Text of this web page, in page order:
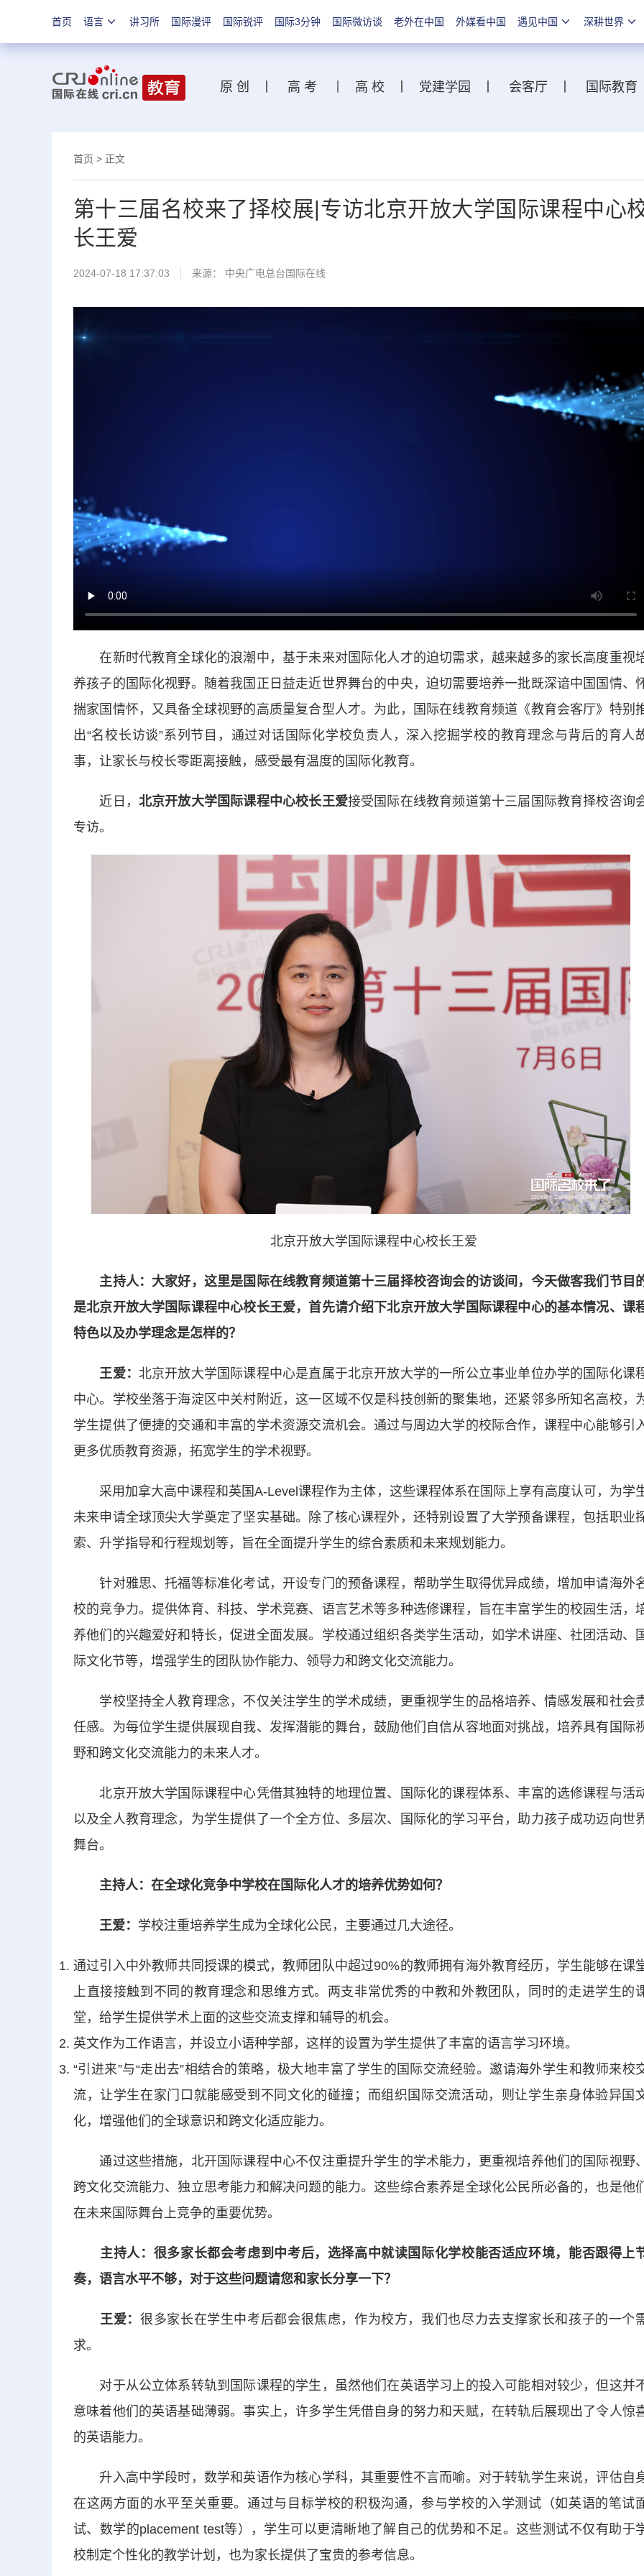
首页 语言 讲习所 国际漫评 国际锐评 国际3分钟 国际微访谈 老外在中国 外媒看中国 遇见中国 深耕世界
原 创 高 考 高 校 党建学园 会客厅 国际教育
首页 > 正文
第十三届名校来了择校展|专访北京开放大学国际课程中心
长王爱
2024-07-18 17:37:03 来源： 中央广电总台国际在线
在新时代教育全球化的浪潮中，基于未来对国际化人才的迫切需求，越来越多的家长高度重视
养孩子的国际化视野。随着我国正日益走近世界舞台的中央，迫切需要培养一批既深谙中国国情、
揣家国情怀，又具备全球视野的高质量复合型人才。为此，国际在线教育频道《教育会客厅》特别
出“名校长访谈”系列节目，通过对话国际化学校负责人，深入挖掘学校的教育理念与背后的育人
事，让家长与校长零距离接触，感受最有温度的国际化教育。
近日， 北京开放大学国际课程中心校长王爱接受国际在线教育频道第十三届国际教育择校咨询
专访。
北京开放大学国际课程中心校长王爱
主持人：大家好，这里是国际在线教育频道第十三届择校咨询会的访谈间，今天做客我们节目
是北京开放大学国际课程中心校长王爱，首先请介绍下北京开放大学国际课程中心的基本情况、课
特色以及办学理念是怎样的？
王爱： 北京开放大学国际课程中心是直属于北京开放大学的一所公立事业单位办学的国际化课
中心。学校坐落于海淀区中关村附近，这一区域不仅是科技创新的聚集地，还紧邻多所知名高校，
学生提供了便捷的交通和丰富的学术资源交流机会。通过与周边大学的校际合作，课程中心能够引
更多优质教育资源，拓宽学生的学术视野。
采用加拿大高中课程和英国A-Level课程作为主体，这些课程体系在国际上享有高度认可，为学
未来申请全球顶尖大学奠定了坚实基础。除了核心课程外，还特别设置了大学预备课程，包括职业
索、升学指导和行程规划等，旨在全面提升学生的综合素质和未来规划能力。
针对雅思、托福等标准化考试，开设专门的预备课程，帮助学生取得优异成绩，增加申请海外
校的竞争力。提供体育、科技、学术竞赛、语言艺术等多种选修课程，旨在丰富学生的校园生活，
养他们的兴趣爱好和特长，促进全面发展。学校通过组织各类学生活动，如学术讲座、社团活动、
际文化节等，增强学生的团队协作能力、领导力和跨文化交流能力。
学校坚持全人教育理念，不仅关注学生的学术成绩，更重视学生的品格培养、情感发展和社会
任感。为每位学生提供展现自我、发挥潜能的舞台，鼓励他们自信从容地面对挑战，培养具有国际
野和跨文化交流能力的未来人才。
北京开放大学国际课程中心凭借其独特的地理位置、国际化的课程体系、丰富的选修课程与活
以及全人教育理念，为学生提供了一个全方位、多层次、国际化的学习平台，助力孩子成功迈向世
舞台。
主持人：在全球化竞争中学校在国际化人才的培养优势如何？
王爱： 学校注重培养学生成为全球化公民，主要通过几大途径。
通过引入中外教师共同授课的模式，教师团队中超过90%的教师拥有海外教育经历，学生能够在课
上直接接触到不同的教育理念和思维方式。两支非常优秀的中教和外教团队，同时的走进学生的
堂，给学生提供学术上面的这些交流支撑和辅导的机会。
英文作为工作语言，并设立小语种学部，这样的设置为学生提供了丰富的语言学习环境。
“引进来”与“走出去”相结合的策略，极大地丰富了学生的国际交流经验。邀请海外学生和教师来校
流，让学生在家门口就能感受到不同文化的碰撞；而组织国际交流活动，则让学生亲身体验异国
化，增强他们的全球意识和跨文化适应能力。
通过这些措施，北开国际课程中心不仅注重提升学生的学术能力，更重视培养他们的国际视野、
跨文化交流能力、独立思考能力和解决问题的能力。这些综合素养是全球化公民所必备的，也是他们
在未来国际舞台上竞争的重要优势。
主持人：很多家长都会考虑到中考后，选择高中就读国际化学校能否适应环境，能否跟得上
奏，语言水平不够，对于这些问题请您和家长分享一下？
王爱：很多家长在学生中考后都会很焦虑，作为校方，我们也尽力去支撑家长和孩子的一个
求。
对于从公立体系转轨到国际课程的学生，虽然他们在英语学习上的投入可能相对较少，但这并
意味着他们的英语基础薄弱。事实上，许多学生凭借自身的努力和天赋，在转轨后展现出了令人惊
的英语能力。
升入高中学段时，数学和英语作为核心学科，其重要性不言而喻。对于转轨学生来说，评估自
在这两方面的水平至关重要。通过与目标学校的积极沟通，参与学校的入学测试（如英语的笔试
试、数学的placement test等），学生可以更清晰地了解自己的优势和不足。这些测试不仅有助于
校制定个性化的教学计划，也为家长提供了宝贵的参考信息。